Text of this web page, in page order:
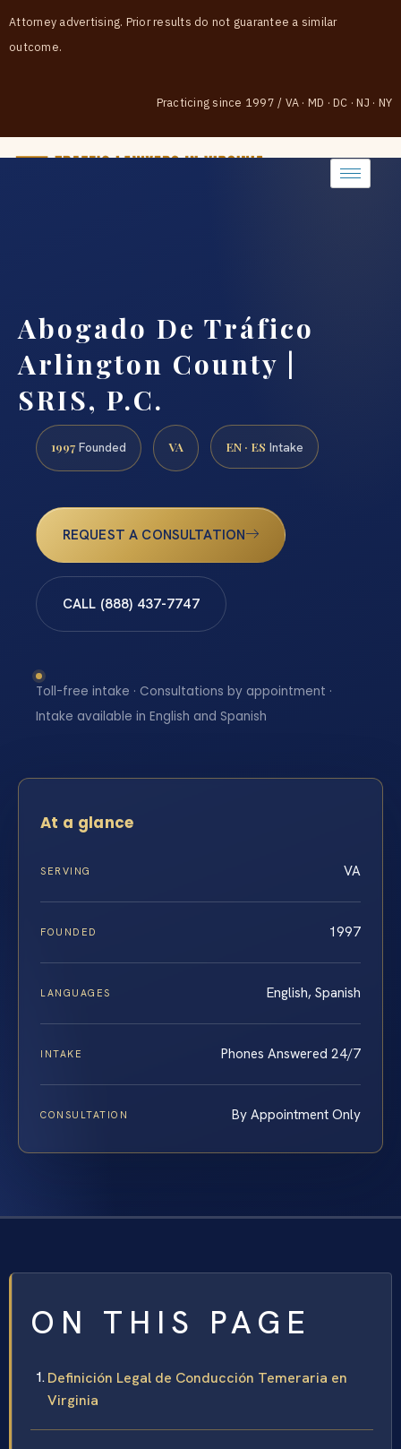
Attorney advertising. Prior results do not guarantee a similar
outcome.
Practicing since 1997 / VA · MD · DC · NJ · NY
Abogado De Tráfico
Arlington County |
SRIS, P.C.
1997 Founded VA EN · ES Intake
REQUEST A CONSULTATION
CALL (888) 437-7747
Toll-free intake · Consultations by appointment ·
Intake available in English and Spanish
At a glance
SERVING VA
FOUNDED 1997
LANGUAGES English, Spanish
INTAKE Phones Answered 24/7
CONSULTATION By Appointment Only
ON THIS PAGE
Definición Legal de Conducción Temeraria en
Virginia